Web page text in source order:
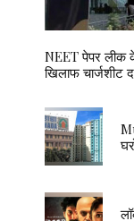
NEET पेपर लीक
खिलाफ चार्जशीट